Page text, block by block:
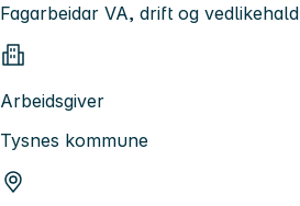
Fagarbeidar VA, drift og vedlikehald
Arbeidsgiver
Tysnes kommune